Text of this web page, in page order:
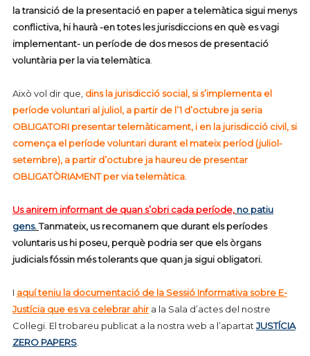
la transició de la presentació en paper a telemàtica sigui menys
conflictiva, hi haurà -en totes les jurisdiccions en què es vagi
implementant- un període de dos mesos de presentació
voluntària per la via telemàtica.
Això vol dir que, dins la jurisdicció social, si s’implementa el
període voluntari al juliol, a partir de l’1 d’octubre ja seria
OBLIGATORI presentar telemàticament, i en la jurisdicció civil, si
comença el període voluntari durant el mateix períod (juliol-
setembre), a partir d’octubre ja haureu de presentar
OBLIGATÒRIAMENT per via telemàtica.
Us anirem informant de quan s’obri cada període, no patiu
gens.Tanmateix, us recomanem que durant els períodes
voluntaris us hi poseu, perquè podria ser que els òrgans
judicials fóssin més tolerants que quan ja sigui obligatori.
I aquí teniu la documentació de la Sessió Informativa sobre E-
Justícia que es va celebrar ahir a la Sala d’actes del nostre
Col·legi. El trobareu publicat a la nostra web a l’apartat JUSTÍCIA
ZERO PAPERS.